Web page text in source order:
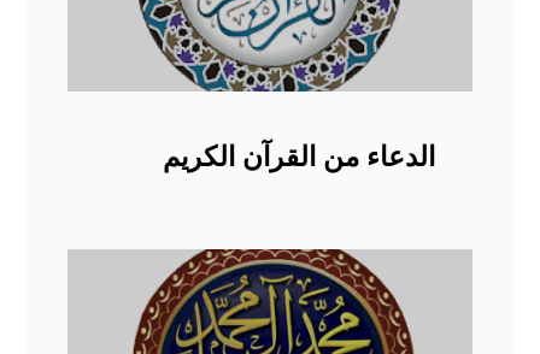
الدعاء من القرآن الكريم